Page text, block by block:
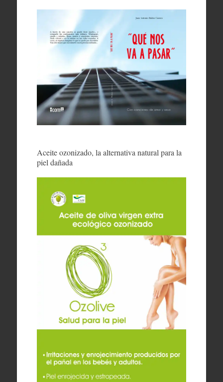
Aceite ozonizado, la alternativa natural para la
piel dañada